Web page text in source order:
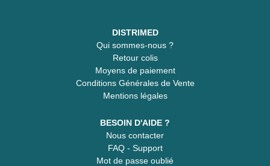
DISTRIMED
Qui sommes-nous ?
Retour colis
Moyens de paiement
Conditions Générales de Vente
Mentions légales
BESOIN D'AIDE ?
Nous contacter
FAQ - Support
Mot de passe oublié